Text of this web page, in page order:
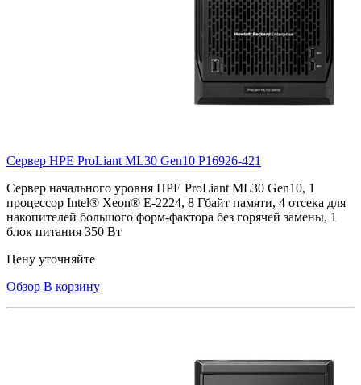
Сервер HPE ProLiant ML30 Gen10 P16926-421
Сервер начального уровня HPE ProLiant ML30 Gen10, 1
процессор Intel® Xeon® E-2224, 8 Гбайт памяти, 4 отсека для
накопителей большого форм-фактора без горячей замены, 1
блок питания 350 Вт
Цену уточняйте
Обзор В корзину